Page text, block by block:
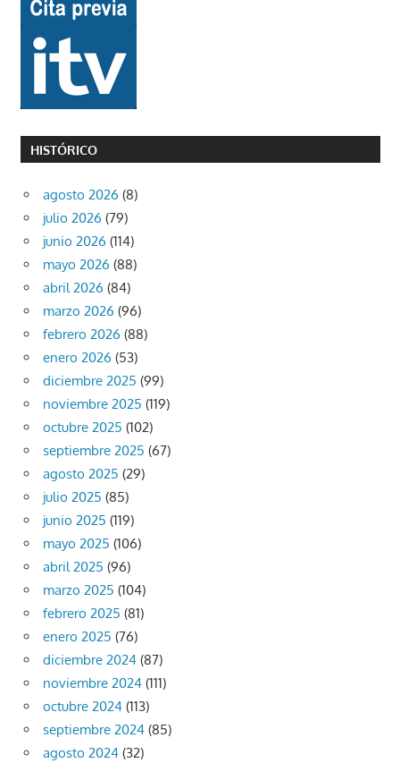
HISTÓRICO
agosto 2026 (8)
julio 2026 (79)
junio 2026 (114)
mayo 2026 (88)
abril 2026 (84)
marzo 2026 (96)
febrero 2026 (88)
enero 2026 (53)
diciembre 2025 (99)
noviembre 2025 (119)
octubre 2025 (102)
septiembre 2025 (67)
agosto 2025 (29)
julio 2025 (85)
junio 2025 (119)
mayo 2025 (106)
abril 2025 (96)
marzo 2025 (104)
febrero 2025 (81)
enero 2025 (76)
diciembre 2024 (87)
noviembre 2024 (111)
octubre 2024 (113)
septiembre 2024 (85)
agosto 2024 (32)